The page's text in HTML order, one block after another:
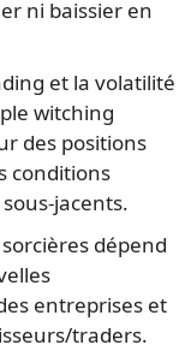
ni baissier en
et la volatilité
witching
des positions
conditions
jacents.
dépend
entreprises et
traders.